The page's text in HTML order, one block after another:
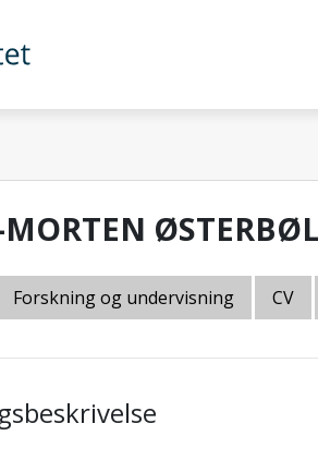
MORTEN ØSTERBØL
Forskning og undervisning CV